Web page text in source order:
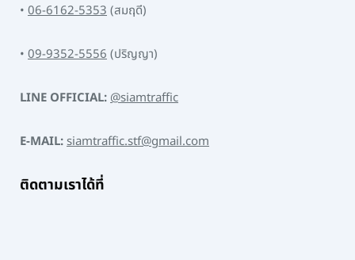
• 06-6162-5353(สมฤดี)
• 09-9352-5556(ปริญญา)
LINE OFFICIAL:@siamtraffic
E-MAIL:siamtraffic.stf@gmail.com
ติดตามเราได้ที่